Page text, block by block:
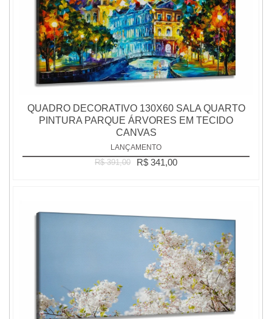
QUADRO DECORATIVO 130X60 SALA QUARTO
PINTURA PARQUE ÁRVORES EM TECIDO
CANVAS
LANÇAMENTO
R$ 391,00 R$ 341,00